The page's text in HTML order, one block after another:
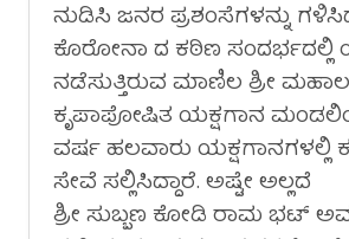
ನುಡಿಸಿ ಜನರ ಪ್ರಶಂಸೆಗಳನ್ನು
ಕೊರೋನಾ ದ ಕಠಿಣ ಸಂದರ್ಭದಲ್ಲಿ
ನಡೆಸುತ್ತಿರುವ ಮಾಣಿಲ ಶ್ರೀ
ಕೃಪಾಪೋಷಿತ ಯಕ್ಷಗಾನ
ವರ್ಷ ಹಲವಾರು ಯಕ್ಷಗಾನಗಳಲ್ಲಿ
ಸೇವೆ ಸಲ್ಲಿಸಿದ್ದಾರೆ. ಅಷ್ಟೇ ಅಲ್ಲದೆ
ಶ್ರೀ ಸುಬ್ಬಣ ಕೋಡಿ ರಾಮ ಭಟ್